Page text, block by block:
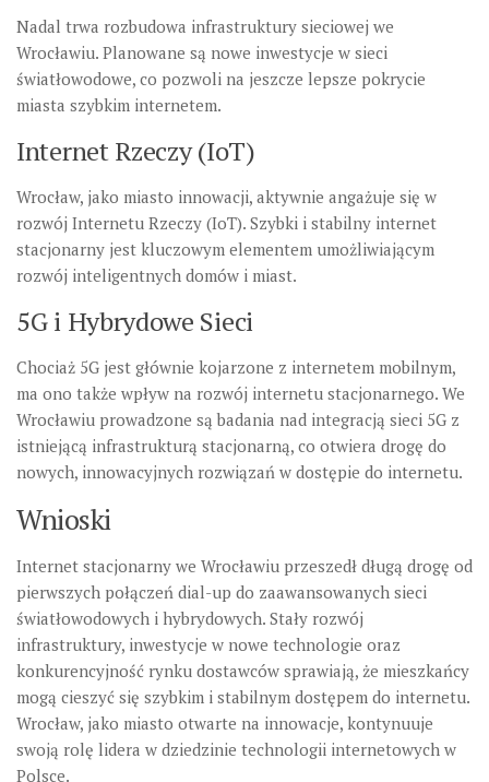
Nadal trwa rozbudowa infrastruktury sieciowej we
Wrocławiu. Planowane są nowe inwestycje w sieci
światłowodowe, co pozwoli na jeszcze lepsze pokrycie
miasta szybkim internetem.
Internet Rzeczy (IoT)
Wrocław, jako miasto innowacji, aktywnie angażuje się w
rozwój Internetu Rzeczy (IoT). Szybki i stabilny internet
stacjonarny jest kluczowym elementem umożliwiającym
rozwój inteligentnych domów i miast.
5G i Hybrydowe Sieci
Chociaż 5G jest głównie kojarzone z internetem mobilnym,
ma ono także wpływ na rozwój internetu stacjonarnego. We
Wrocławiu prowadzone są badania nad integracją sieci 5G z
istniejącą infrastrukturą stacjonarną, co otwiera drogę do
nowych, innowacyjnych rozwiązań w dostępie do internetu.
Wnioski
Internet stacjonarny we Wrocławiu przeszedł długą drogę od
pierwszych połączeń dial-up do zaawansowanych sieci
światłowodowych i hybrydowych. Stały rozwój
infrastruktury, inwestycje w nowe technologie oraz
konkurencyjność rynku dostawców sprawiają, że mieszkańcy
mogą cieszyć się szybkim i stabilnym dostępem do internetu.
Wrocław, jako miasto otwarte na innowacje, kontynuuje
swoją rolę lidera w dziedzinie technologii internetowych w
Polsce.